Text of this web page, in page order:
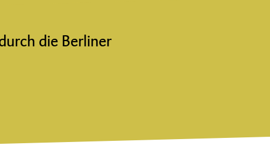
die Berliner